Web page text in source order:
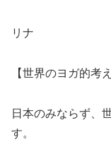
リナ
【世界のヨガ的考
日本のみならず、
す。